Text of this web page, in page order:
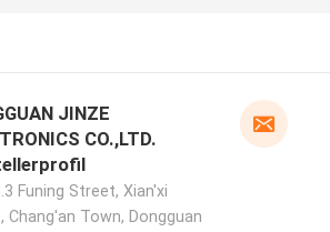
JINZE
CO.,LTD.
Funing Street, Xian'xi
Chang'an Town, Dongguan